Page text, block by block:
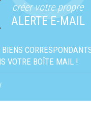
créer votre propre
ALERTE E-MAIL
VOTRE BOÎTE MAIL !